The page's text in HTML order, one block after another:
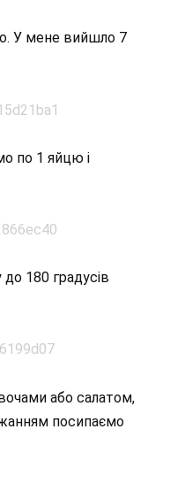
У мене вийшло 7
по 1 яйцю і
до 180 градусів
або салатом,
посипаємо